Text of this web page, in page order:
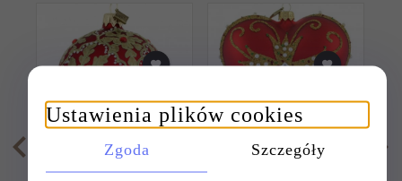
BOMBKA SZKLANA
BOMBKA SZKLANA
Ustawienia plików cookies
Zgoda Szczegóły